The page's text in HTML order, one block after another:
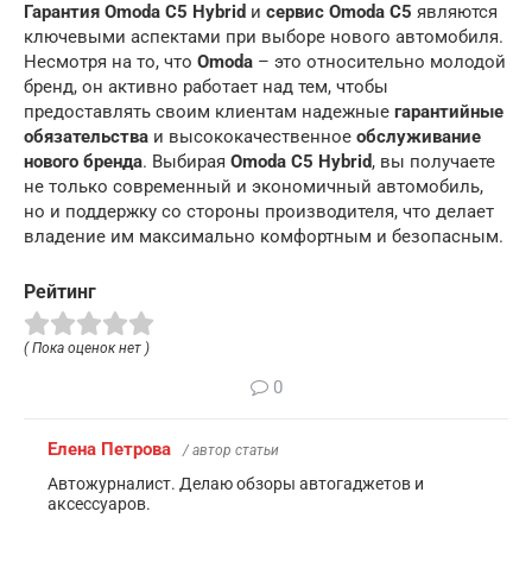
Гарантия Omoda C5 Hybrid и сервис Omoda C5 являются
ключевыми аспектами при выборе нового автомобиля.
Несмотря на то, что Omoda – это относительно молодой
бренд, он активно работает над тем, чтобы
предоставлять своим клиентам надежные гарантийные
обязательства и высококачественное обслуживание
нового бренда. Выбирая Omoda C5 Hybrid, вы получаете
не только современный и экономичный автомобиль,
но и поддержку со стороны производителя, что делает
владение им максимально комфортным и безопасным.
Рейтинг
( Пока оценок нет )
0
Елена Петрова / автор статьи
Автожурналист. Делаю обзоры автогаджетов и
аксессуаров.